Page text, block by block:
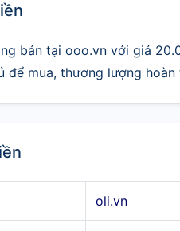
bán tại ooo.vn với giá
để mua, thương lượng
oli.vn